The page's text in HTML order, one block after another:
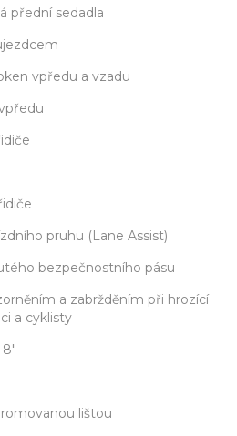
přední sedadla
vpředu a vzadu
pruhu (Lane Assist)
bezpečnostního pásu
a zabržděním při hrozící
a cyklisty
lištou